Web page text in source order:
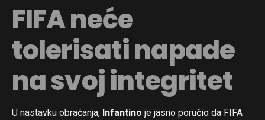
FIFA neće
tolerisati napade
na svoj integritet
U nastavku obraćanja, Infantino je jasno poručio da FIFA